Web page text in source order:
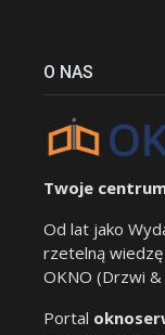
O NAS
Twoje
Od lat jako
rzetelną
OKNO (Drzwi
Portal